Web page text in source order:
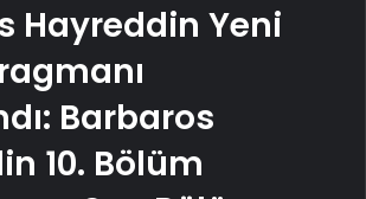
Hayreddin Yeni
Barbaros
10. Bölüm